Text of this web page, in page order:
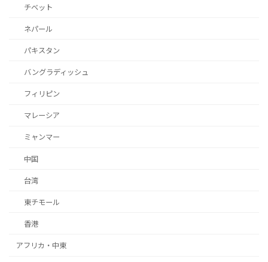
チベット
ネパール
パキスタン
バングラディッシュ
フィリピン
マレーシア
ミャンマー
中国
台湾
東チモール
香港
アフリカ・中東